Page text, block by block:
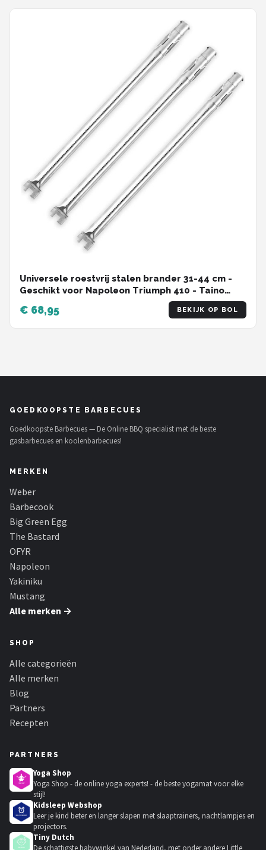
Universele roestvrij stalen brander 31-44 cm -
Geschikt voor Napoleon Triumph 410 - Taino
Gasgrill - BBQ-Toro vervanging - Tepro
Landmann Tarrington House
€ 68,95 BEKIJK OP BOL
GOEDKOOPSTE BARBECUES
Goedkoopste Barbecues — De Online BBQ specialist met de beste
gasbarbecues en koolenbarbecues!
MERKEN
Weber
Barbecook
Big Green Egg
The Bastard
OFYR
Napoleon
Yakiniku
Mustang
Alle merken →
SHOP
Alle categorieën
Alle merken
Blog
Partners
Recepten
PARTNERS
Yoga Shop
Yoga Shop - de online yoga experts! - de beste yogamat voor elke
stijl!
Kidsleep Webshop
Leer je kind beter en langer slapen met slaaptrainers, nachtlampjes en
projectors.
Tiny Dutch